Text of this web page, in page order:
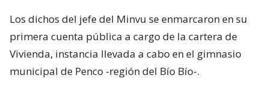
Los dichos del jefe del Minvu se enmarcaron en su
primera cuenta pública a cargo de la cartera de
Vivienda, instancia llevada a cabo en el gimnasio
municipal de Penco -región del Bío Bío-.